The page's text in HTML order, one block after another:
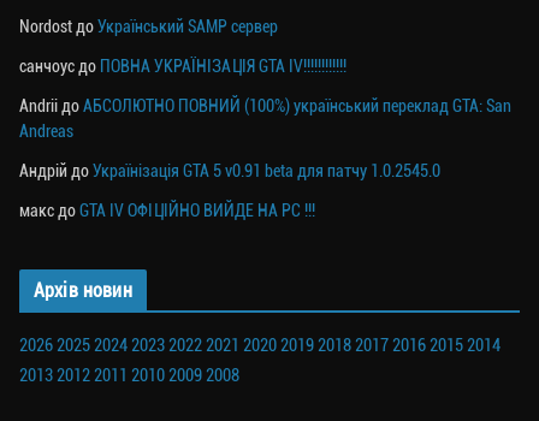
NordostдоУкраїнський SAMP сервер
санчоусдо ПОВНА УКРАЇНІЗАЦІЯ GTA IV!!!!!!!!!!!!
AndriiдоАБСОЛЮТНО ПОВНИЙ (100%) український переклад GTA: San
Andreas
Андрій доУкраїнізація GTA 5 v0.91 beta для патчу 1.0.2545.0
максдоGTA IV ОФІЦІЙНО ВИЙДЕ НА PC !!!
Архів новин
202620252024202320222021 2020201920182017201620152014
201320122011 201020092008